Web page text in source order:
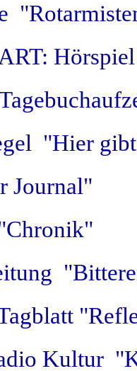
Hörspiel
"Hier
Journal"
Kultur